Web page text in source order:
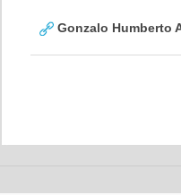
Gonzalo Humberto